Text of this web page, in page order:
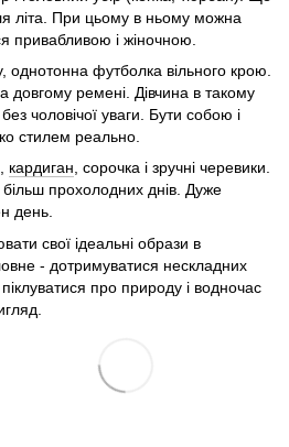
літа. При цьому в ньому можна
привабливою і жіночною.
однотонна футболка вільного крою.
довгому ремені. Дівчина в такому
чоловічої уваги. Бути собою і
стилем реально.
кардиган, сорочка і зручні черевики.
прохолодних днів. Дуже
день.
свої ідеальні образи в
- дотримуватися нескладних
про природу і водночас